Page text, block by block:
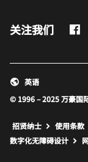
关注我们
© 1996 – 2025 万豪国
英语
招贤纳士 使用条款
数字化无障碍设计